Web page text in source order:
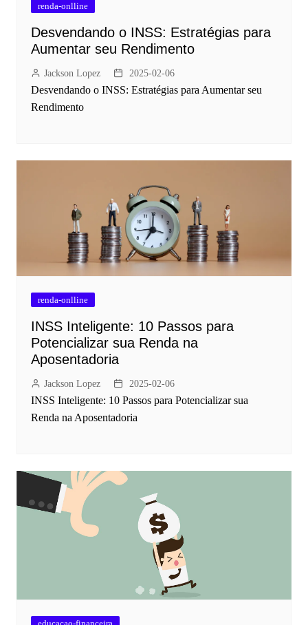
renda-onlline
Desvendando o INSS: Estratégias para
Aumentar seu Rendimento
Jackson Lopez 2025-02-06
Desvendando o INSS: Estratégias para Aumentar seu
Rendimento
renda-onlline
INSS Inteligente: 10 Passos para
Potencializar sua Renda na
Aposentadoria
Jackson Lopez 2025-02-06
INSS Inteligente: 10 Passos para Potencializar sua
Renda na Aposentadoria